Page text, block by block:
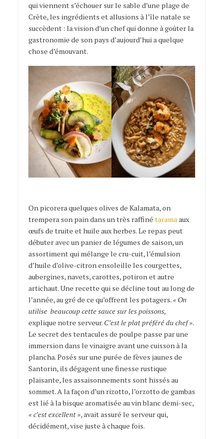
qui viennent s’échouer sur le sable d’une plage de
Crète, les ingrédients et allusions à l’île natale se
succèdent : la vision d’un chef qui donne à goûter la
gastronomie de son pays d’aujourd’hui a quelque
chose d’émouvant.
On picorera quelques olives de Kalamata, on
trempera son pain dans un très raffiné tarama aux
œufs de truite et huile aux herbes. Le repas peut
débuter avec un panier de légumes de saison, un
assortiment qui mélange le cru-cuit, l’émulsion
d’huile d’olive-citron ensoleille les courgettes,
aubergines, navets, carottes, potiron et autre
artichaut. Une recette qui se décline tout au long de
l’année, au gré de ce qu’offrent les potagers. « On
utilise beaucoup cette sauce sur les poissons,
explique notre serveur. C’est le plat préféré du chef ».
Le secret des tentacules de poulpe passe par une
immersion dans le vinaigre avant une cuisson à la
plancha. Posés sur une purée de fèves jaunes de
Santorin, ils dégagent une finesse rustique
plaisante, les assaisonnements sont hissés au
sommet. A la façon d’un rizotto, l’orzotto de gambas
est lié à la bisque aromatisée au vin blanc demi-sec,
« c’est excellent », avait assuré le serveur qui,
décidément, vise juste à chaque fois.